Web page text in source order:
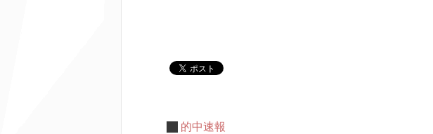
的中速報